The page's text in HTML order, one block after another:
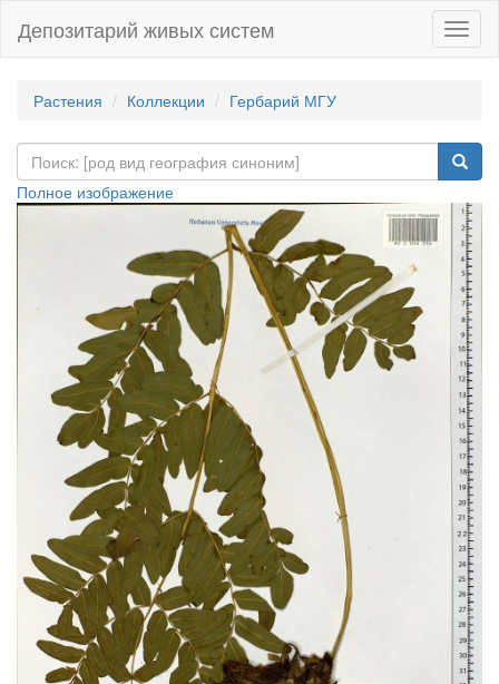
Депозитарий живых систем
Растения Коллекции Гербарий МГУ
Полное изображение